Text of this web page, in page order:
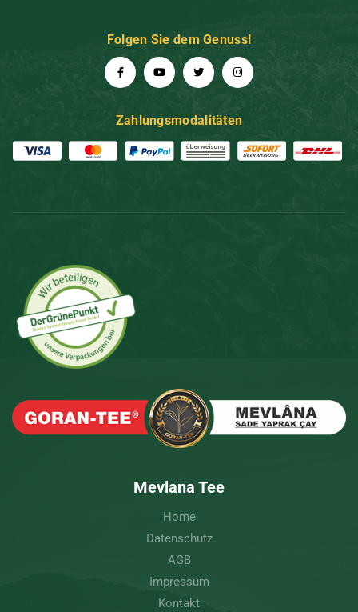
Folgen Sie dem Genuss!
Zahlungsmodalitäten
Mevlana Tee
Home
Datenschutz
AGB
Impressum
Kontakt